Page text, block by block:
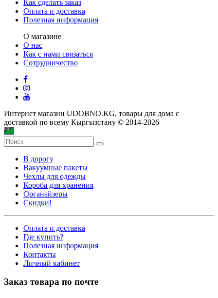
Как сделать заказ
Оплата и доставка
Полезная информация
О магазине
О нас
Как с нами связаться
Сотрудничество
Интернет магазин UDOBNO.KG, товары для дома с
доставкой по всему Кыргызстану © 2014-2026
В дорогу
Вакуумные пакеты
Чехлы для одежды
Короба для хранения
Органайзеры
Скидки!
Оплата и доставка
Где купить?
Полезная информация
Контакты
Личный кабинет
Заказ товара по почте